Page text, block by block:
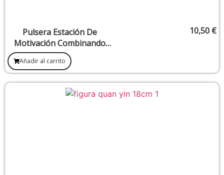
Pulsera Estación De
Motivación Combinando
Carneola Y Ojo De Tigre
Rojo 10mm
10,50 €
Añadir al carrito